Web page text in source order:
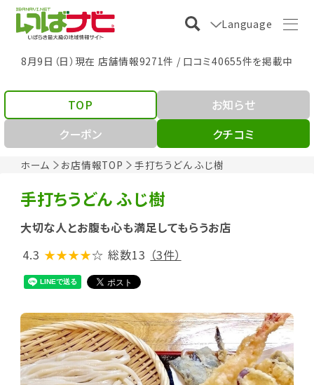
Language
8月9日（日）現在 店舗情報9271件 / 口コミ40655件を掲載中
ホーム お店情報TOP 手打ちうどん ふじ樹
TOP
お知らせ
クーポン
クチコミ
手打ちうどん ふじ樹
大切な人とお腹も心も満足してもらうお店
4.3 ★★★★☆ 総数13 （3件）